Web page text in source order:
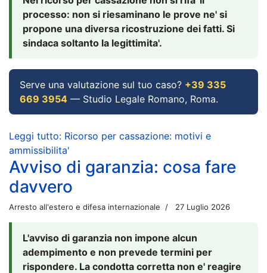
processo: non si riesaminano le prove ne' si
propone una diversa ricostruzione dei fatti. Si
sindaca soltanto la legittimita'.
Serve una valutazione sul tuo caso? +39 335
669 3954 — Studio Legale Romano, Roma.
Leggi tutto: Ricorso per cassazione: motivi e
ammissibilita'
Avviso di garanzia: cosa fare
davvero
Arresto all'estero e difesa internazionale 27 Luglio 2026
L'avviso di garanzia non impone alcun
adempimento e non prevede termini per
rispondere. La condotta corretta non e' reagire